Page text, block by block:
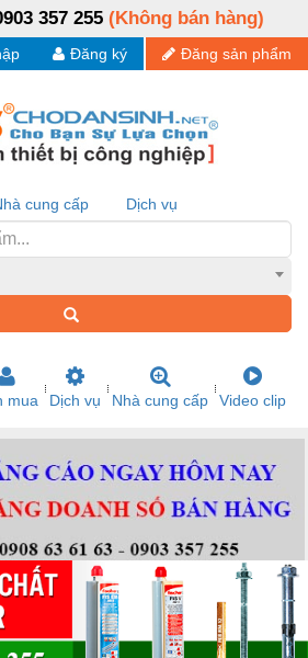
357 255 (Không bán hàng)
Đăng sản phẩm
Đăng ký
cung cấp Dịch vụ
mua Dịch vụ Nhà cung cấp Video clip